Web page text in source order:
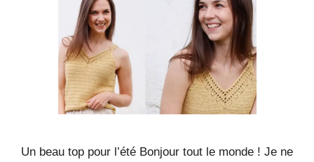
Un beau top pour l’été Bonjour tout le monde ! Je ne